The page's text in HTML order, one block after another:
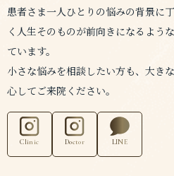
患者さま一人ひとりの悩みの背景に
く人生そのものが前向きになるよう
ています。
小さな悩みを相談したい方も、大き
心してご来院ください。
Clinic Doctor LINE